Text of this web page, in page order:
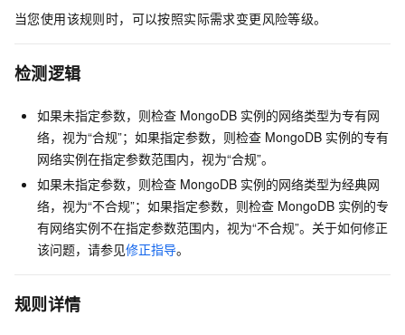
当您使用该规则时，可以按照实际需求变更风险等级。
检测逻辑
如果未指定参数，则检查 MongoDB 实例的网络类型为专有网
络，视为“合规”；如果指定参数，则检查 MongoDB 实例的专有
网络实例在指定参数范围内，视为“合规”。
如果未指定参数，则检查 MongoDB 实例的网络类型为经典网
络，视为“不合规”；如果指定参数，则检查 MongoDB 实例的专
有网络实例不在指定参数范围内，视为“不合规”。关于如何修正
该问题，请参见修正指导。
规则详情